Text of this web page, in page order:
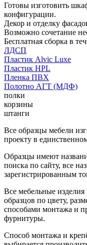
Готовы изготовить
конфигурации.
Декор и отделку
Возможно сочетание
Бесплатная сборка в
ЛДСП
Пластик Alvic Luxe
Пластик HPL
Пленка ПВХ
Полотно АГТ (МДФ)
полки
корзины
штанги
Все образцы мебели
проекту в
Образцы имеют
поиска по сайту, все
зарегистрированным
Все мебельные изделия
образцов по цвету,
способами монтажа и
фурнитуры.
Способ монтажа и